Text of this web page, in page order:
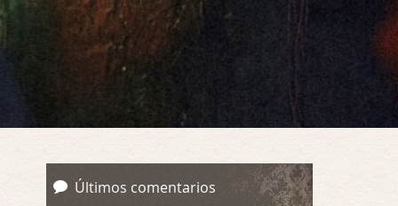
Últimos comentarios